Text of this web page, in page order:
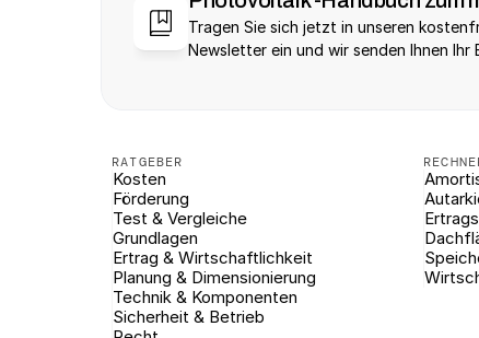
Tragen Sie sich jetzt in unseren
Newsletter ein und wir senden Ihnen Ihr
RATGEBER
Kosten
Förderung
Test & Vergleiche
Grundlagen
Ertrag & Wirtschaftlichkeit
Planung & Dimensionierung
Technik & Komponenten
Sicherheit & Betrieb